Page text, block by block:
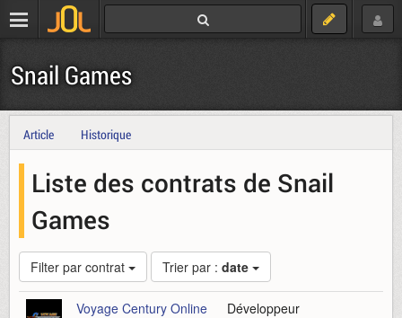
Snail Games
Article Historique
Liste des contrats de Snail
Games
Filter par contrat Trier par : date
Voyage Century Online Développeur